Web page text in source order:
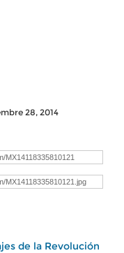
28, 2014
de la Revolución